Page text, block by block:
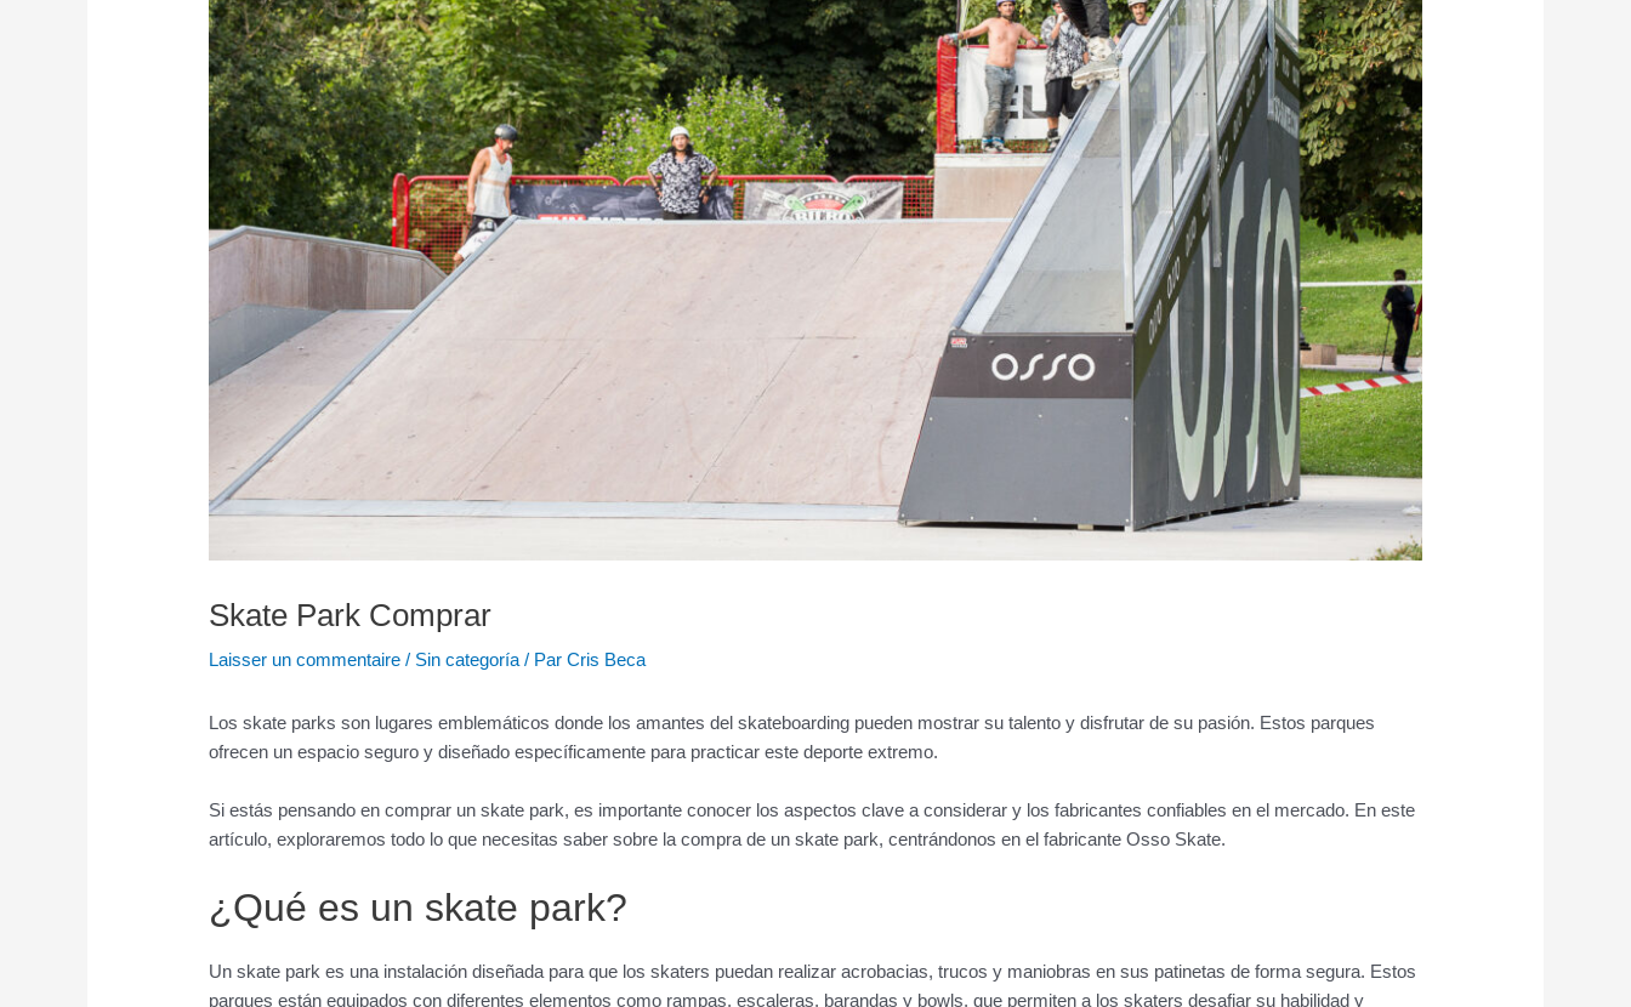
Skate Park Comprar
Laisser un commentaire / Sin categoría / ParCris Beca
Los skate parks son lugares emblemáticos donde los amantes del skateboarding pueden mostrar su talento y disfrutar de su pasión. Estos parques
ofrecen un espacio seguro y diseñado específicamente para practicar este deporte extremo.
Si estás pensando en comprar un skate park, es importante conocer los aspectos clave a considerar y los fabricantes confiables en el mercado. En este
artículo, exploraremos todo lo que necesitas saber sobre la compra de un skate park, centrándonos en el fabricante Osso Skate.
¿Qué es un skate park?
Un skate park es una instalación diseñada para que los skaters puedan realizar acrobacias, trucos y maniobras en sus patinetas de forma segura. Estos
parques están equipados con diferentes elementos como rampas, escaleras, barandas y bowls, que permiten a los skaters desafiar su habilidad y